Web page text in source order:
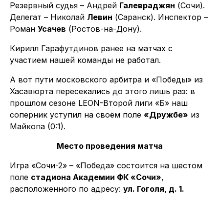
Резервный судья – Андрей Галевраджян (Сочи).
Делегат – Николай Левин (Саранск). Инспектор –
Роман Усачев (Ростов-на-Дону).
Кирилл Гарафутдинов ранее на матчах с
участием нашей команды не работал.
А вот пути московского арбитра и «Победы» из
Хасавюрта пересекались до этого лишь раз: в
прошлом сезоне LEON-Второй лиги «Б» наш
соперник уступил на своём поле «Дружбе» из
Майкопа (0:1).
Место проведения матча
Игра «Сочи-2» – «Победа» состоится на шестом
поле стадиона Академии ФК «Сочи»,
расположенного по адресу: ул. Гоголя, д. 1.